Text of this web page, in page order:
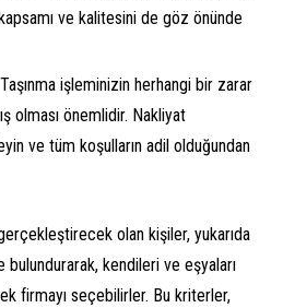
ve kalitesini de göz önünde
işleminizin herhangi bir zarar
olması önemlidir. Nakliyat
ve tüm koşulların adil olduğundan
olan kişiler, yukarıda
kendileri ve eşyaları
firmayı seçebilirler. Bu kriterler,